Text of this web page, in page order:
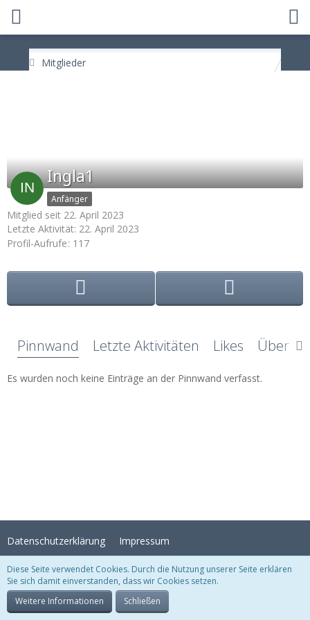
Mitglieder
Ingla1
Anfänger
Mitglied seit 22. April 2023
Letzte Aktivität: 22. April 2023
Profil-Aufrufe 117
Pinnwand Letzte Aktivitäten Likes Über
Es wurden noch keine Einträge an der Pinnwand verfasst.
Datenschutzerklärung Impressum
Stil:Crystal Temptation , erstellt vonKittMedia
Community-Software:
Diese Seite verwendet Cookies. Durch die Nutzung unserer Seite erklären
Sie sich damit einverstanden, dass wir Cookies setzen.
Weitere Informationen
Schließen